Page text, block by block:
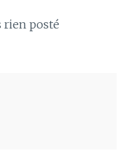
rien posté